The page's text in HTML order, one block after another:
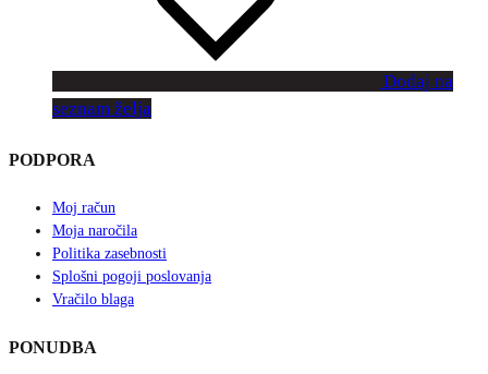
Dodaj na
seznam želja
PODPORA
Moj račun
Moja naročila
Politika zasebnosti
Splošni pogoji poslovanja
Vračilo blaga
PONUDBA